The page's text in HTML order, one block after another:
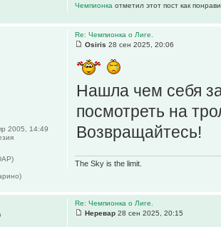
Чемпионка отметил этот пост как
Re: Чемпионка о Лиге.
Osiris 28 сен 2025, 20:06
Нашла чем себя
посмотреть на
Возвращайтесь!
The Sky is the limit.
2005, 14:49
Re: Чемпионка о Лиге.
Неревар 28 сен 2025, 20:15